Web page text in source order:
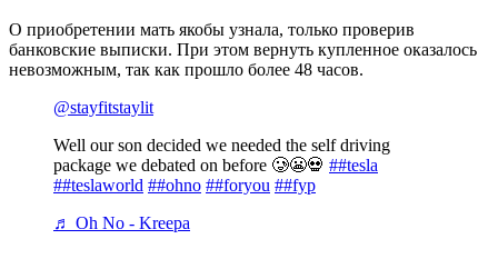
О приобретении мать якобы узнала, только проверив
банковские выписки. При этом вернуть купленное оказалось
невозможным, так как прошло более 48 часов.
@stayfitstaylit
Well our son decided we needed the self driving
package we debated on before 🥲😬💀 ##tesla
##teslaworld ##ohno ##foryou ##fyp
♬ Oh No - Kreepa